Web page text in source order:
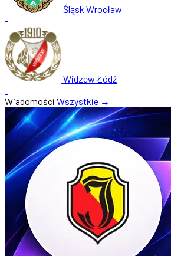
Śląsk Wrocław
-
Widzew Łódź
-
Wiadomości Wszystkie →